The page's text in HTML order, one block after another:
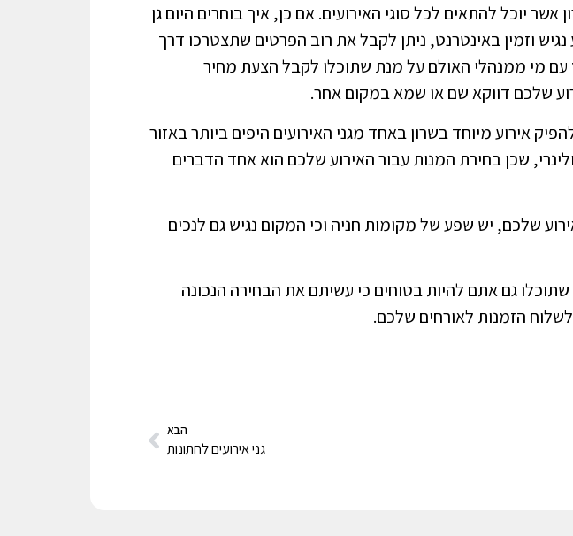
יוכל להתאים לכל סוגי האירועים. אם כן, איך בוחרים היום גן
וזמין באינטרנט, ניתן לקבל את רוב הפרטים שתצטרכו דרך
מי ממנהלי האולם על מנת שתוכלו לקבל הצעת מחיר
שלכם דווקא שם או שמא במקום אחר.
אירוע מיוחד בשרון באחד מגני האירועים היפים ביותר באזור
שכן בחירת המנות עבור האירוע שלכם הוא אחד הדברים
שלכם, יש שפע של מקומות חניה וכי המקום נגיש גם לנכים
גם אתם להיות בטוחים כי עשיתם את הבחירה הנכונה
הזמנות לאורחים שלכם.
הבא
גני אירועים לחתונות